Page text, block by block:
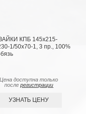
КПБ 145х215-
1/50х70-1, 3 пр., 100%
Цена доступна только
послерегистрации
УЗНАТЬ ЦЕНУ